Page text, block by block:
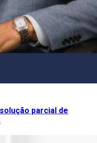
parcial de